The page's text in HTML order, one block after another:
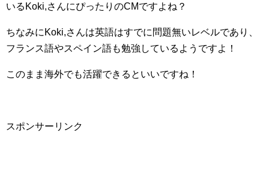
いるKoki,さんにぴったりのCMですよね？
ちなみにKoki,さんは英語はすでに問題無いレベルであり、
フランス語やスペイン語も勉強しているようですよ！
このまま海外でも活躍できるといいですね！
スポンサーリンク